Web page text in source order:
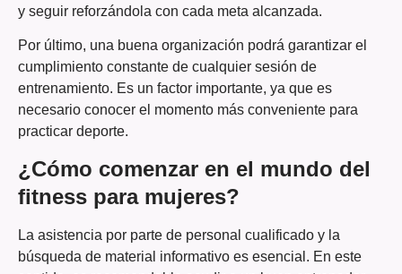
y seguir reforzándola con cada meta alcanzada.
Por último, una buena organización podrá garantizar el
cumplimiento constante de cualquier sesión de
entrenamiento. Es un factor importante, ya que es
necesario conocer el momento más conveniente para
practicar deporte.
¿Cómo comenzar en el mundo del
fitness para mujeres?
La asistencia por parte de personal cualificado y la
búsqueda de material informativo es esencial. En este